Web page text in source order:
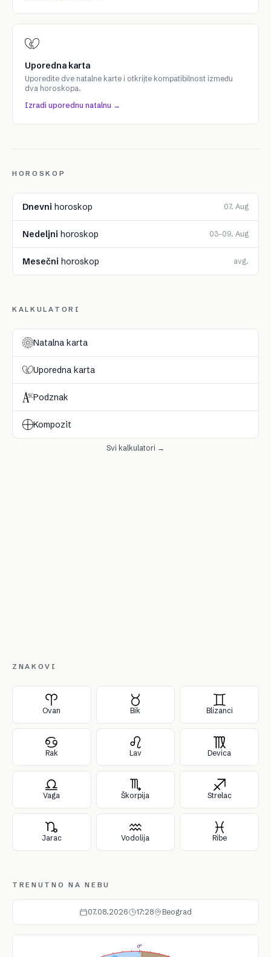
Uporedna karta
Uporedite dve natalne karte i otkrijte kompatibilnost između
dva horoskopa.
Izradi uporednu natalnu →
HOROSKOP
Dnevni horoskop 07. Aug
Nedeljni horoskop 03–09. Aug
Mesečni horoskop avg.
KALKULATORI
Natalna karta
Uporedna karta
Podznak
Kompozit
Svi kalkulatori →
ZNAKOVI
Ovan Bik Blizanci
Rak Lav Devica
Vaga Škorpija Strelac
Jarac Vodolija Ribe
TRENUTNO NA NEBU
07.08.2026 17:28 Beograd
0°